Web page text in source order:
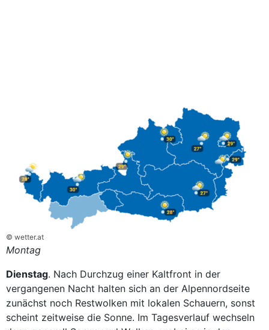
© wetter.at
Montag
Dienstag. Nach Durchzug einer Kaltfront in der
vergangenen Nacht halten sich an der Alpennordseite
zunächst noch Restwolken mit lokalen Schauern, sonst
scheint zeitweise die Sonne. Im Tagesverlauf wechseln